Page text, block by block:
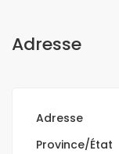
Adresse
Adresse
Province/État